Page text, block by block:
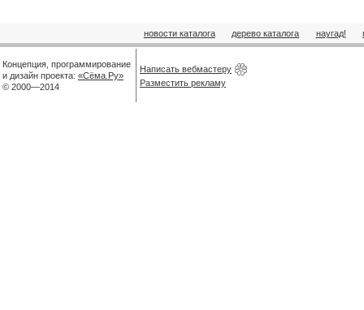
новости каталога дерево каталога наугад!
Концепция, программирование
и дизайн проекта: «Сёма.Ру»
© 2000—2014
Написать вебмастеру
Разместить рекламу